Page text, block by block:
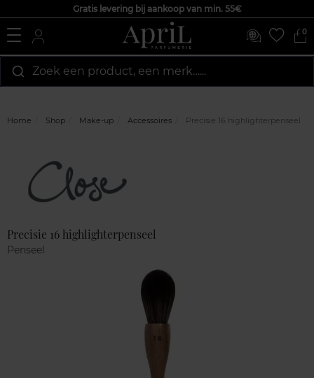
Gratis levering bij aankoop van min. 55€
0
Zoek een product, een merk…...
Home Shop Make-up Accessoires Precisie 16 highlighterpenseel
Precisie 16 highlighterpenseel
Penseel